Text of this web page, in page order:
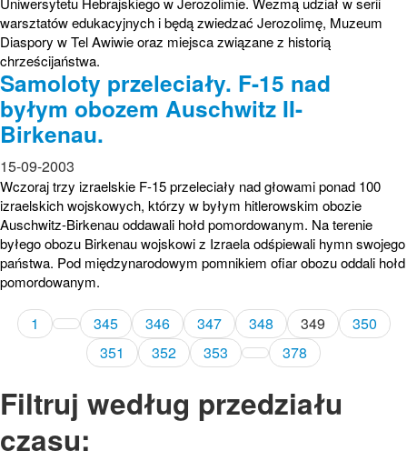
warsztatów edukacyjnych i będą zwiedzać Jerozolimę, Muzeum
Diaspory w Tel Awiwie oraz miejsca związane z historią
chrześcijaństwa.
Samoloty przeleciały. F-15 nad
byłym obozem Auschwitz II-
Birkenau.
15-09-2003
Wczoraj trzy izraelskie F-15 przeleciały nad głowami ponad 100
izraelskich wojskowych, którzy w byłym hitlerowskim obozie
Auschwitz-Birkenau oddawali hołd pomordowanym. Na terenie
byłego obozu Birkenau wojskowi z Izraela odśpiewali hymn swojego
państwa. Pod międzynarodowym pomnikiem ofiar obozu oddali hołd
pomordowanym.
1 345 346 347 348 349
350
351
352 353 378
Filtruj według przedziału
czasu: